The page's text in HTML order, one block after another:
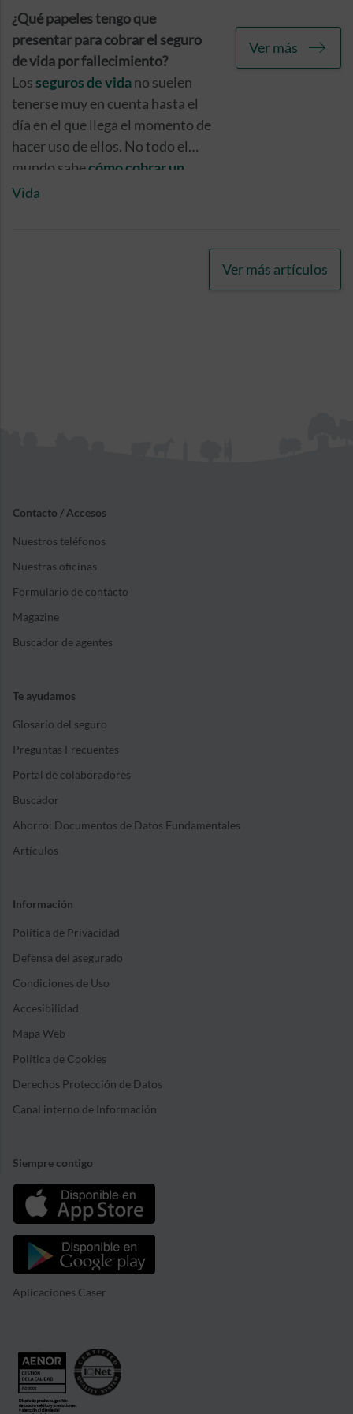
¿Qué papeles tengo que
presentar para cobrar el seguro
de vida por fallecimiento?
Losseguros de vidano suelen
tenerse muy en cuenta hasta el
día en el que llega el momento de
hacer uso de ellos. No todo el
mundo sabecómo cobrar un
seguro de vida por fallecimiento
Vida
Ver más
Ver más artículos
Contacto / Accesos
Nuestros teléfonos
Nuestras oficinas
Formulario de contacto
Magazine
Buscador de agentes
Te ayudamos
Glosario del seguro
Preguntas Frecuentes
Portal de colaboradores
Buscador
Ahorro: Documentos de Datos Fundamentales
Artículos
Información
Política de Privacidad
Defensa del asegurado
Condiciones de Uso
Accesibilidad
Mapa Web
Política de Cookies
Derechos Protección de Datos
Canal interno de Información
Siempre contigo
Aplicaciones Caser